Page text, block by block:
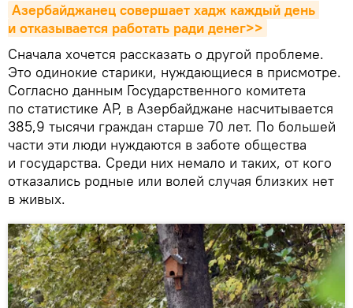
Азербайджанец совершает хадж каждый день
и отказывается работать ради денег>>
Сначала хочется рассказать о другой проблеме.
Это одинокие старики, нуждающиеся в присмотре.
Согласно данным Государственного комитета
по статистике АР, в Азербайджане насчитывается
385,9 тысячи граждан старше 70 лет. По большей
части эти люди нуждаются в заботе общества
и государства. Среди них немало и таких, от кого
отказались родные или волей случая близких нет
в живых.